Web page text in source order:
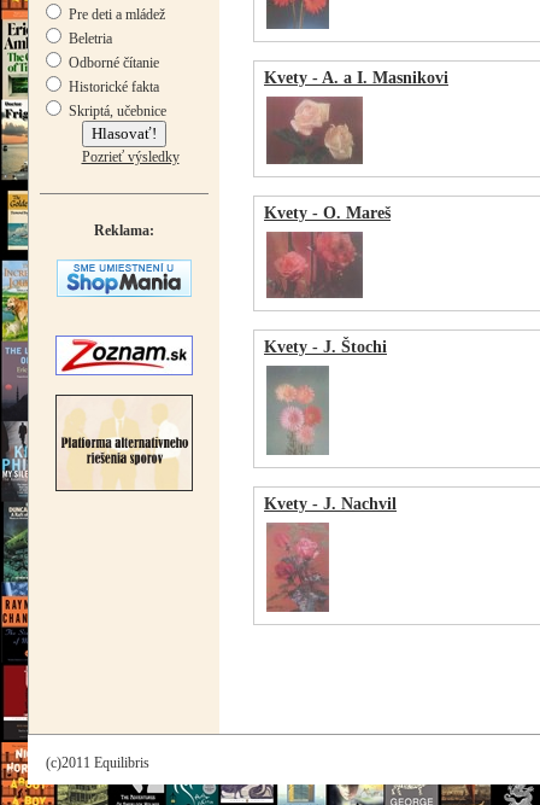
Pre deti a mládež
Beletria
Odborné čítanie
Historické fakta
Skriptá, učebnice
Pozrieť výsledky
Reklama:
Kvety - A. a I. Masnikovi
Kvety - O. Mareš
Kvety - J. Štochi
Kvety - J. Nachvil
(c)2011 Equilibris